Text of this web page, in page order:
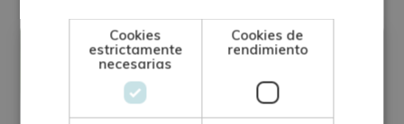
Medicina
Cookies
estrictamente
necesarias
Cookies de
rendimiento